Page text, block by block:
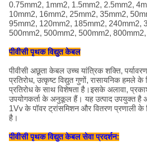
0.75mm2, 1mm2, 1.5mm2, 2.5mm2,
10mm2, 16mm2, 25mm2, 35mm2,
95mm2, 120mm2, 185mm2, 240mm2,
500mm2, 500mm2, 500mm2,
पीवीसी पृथक विद्युत केबल
पीवीसी अछूता केबल उच्च यांत्रिक शक्ति,
प्रतिरोध, उत्कृष्ट विद्युत गुणों, रासायनिक हमले के
प्रतिरोध के साथ विशेषता है।इसके अलावा,
उपयोगकर्ता के अनुकूल हैं। यह उत्पाद उपयुक्त है
1Vv के पॉवर ट्रांसमिशन और वितरण प्रणाली के
है।
पीवीसी पृथक विद्युत केबल सेवा प्रदर्शन: